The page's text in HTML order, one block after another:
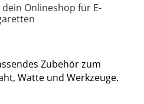
Onlineshop für E-
Zubehör zum
Watte und Werkzeuge.